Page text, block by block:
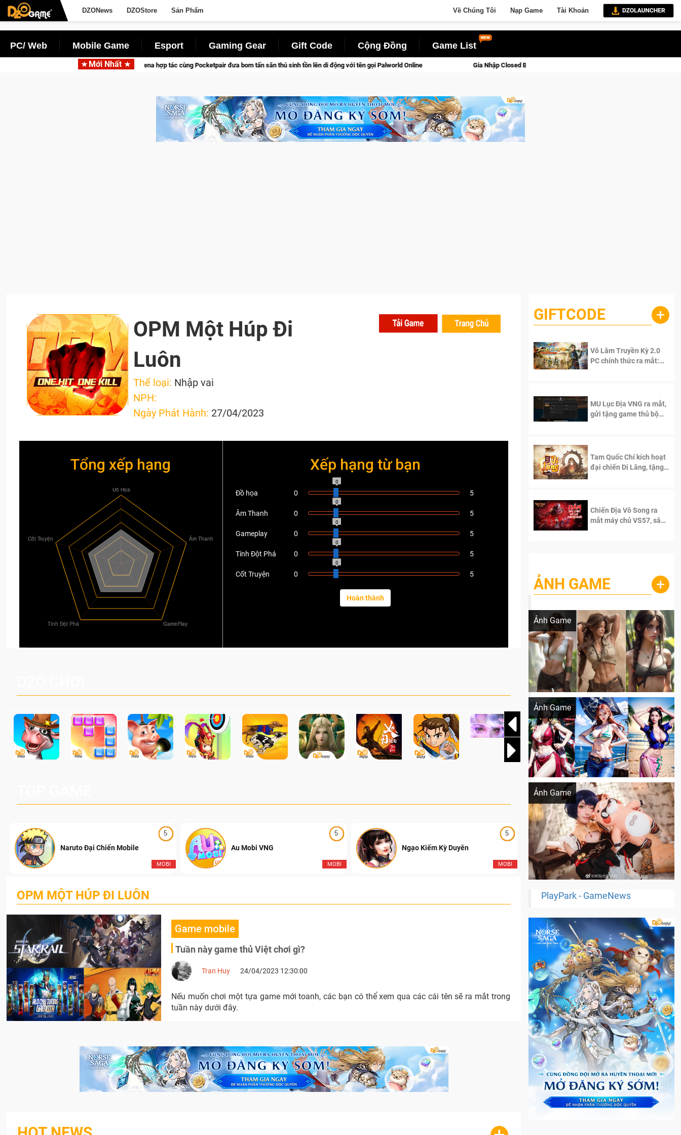
DZONews DZOStore Sản Phẩm Về Chúng Tôi Nạp Game Tài Khoản
PC/ Web Mobile Game Esport Gaming Gear Gift Code Cộng Đồng Game List
Mới Nhất
Garena hợp tác cùng Pocketpair đưa bom tấn săn thú sinh tồn lên di động với tên gọi Palworld Online Gia Nhập Closed Beta Norse Saga: Cửu Giới Thức Tỉnh, Săn DJI Osmo Pocket 3 Ngay Hôm
OPM Một Húp Đi
Luôn
Thể loại: Nhập vai
NPH:
Ngày Phát Hành: 27/04/2023
Tổng xếp hạng Xếp hạng từ bạn
Đồ họa 0
0
5
Âm Thanh 0
0
5
Gameplay 0
0
5
Tính Đột Phá 0
0
5
Cốt Truyện 0
0
5
5
MOBI
Naruto Đại Chiến Mobile
5
MOBI
Au Mobi VNG
5
MOBI
Ngạo Kiếm Kỳ Duyên Ngạo Thiên Mobile
OPM MỘT HÚP ĐI LUÔN
Game mobile
Tuần này game thủ Việt chơi gì?
Tran Huy 24/04/2023 12:30:00
Nếu muốn chơi một tựa game mới toanh, các bạn có thể xem qua các cái tên sẽ ra mắt trong
tuần này dưới đây.
GIFTCODE +
Võ Lâm Truyền Kỳ 2.0
PC chính thức ra mắt:
MU Lục Địa VNG ra mắt,
gửi tặng game thủ bộ
Tam Quốc Chí kích hoạt
đại chiến Di Lăng, tặng
Chiến Địa Vô Song ra
mắt máy chủ VS57, sân
ẢNH GAME +
Ảnh Game
Lala Croft vừa nóng vừa xinh dưới nét vẽ
Ảnh Game
Khi AI Cosplay gái đẹp One Piece
Ảnh Game
Cosplay Xiangling siêu cute
PlayPark - GameNews